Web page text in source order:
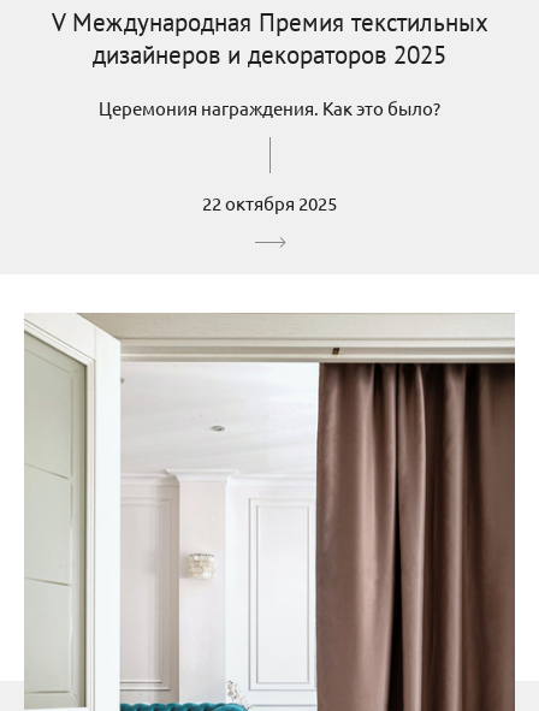
V Международная Премия текстильных
дизайнеров и декораторов 2025
Церемония награждения. Как это было?
22 октября 2025